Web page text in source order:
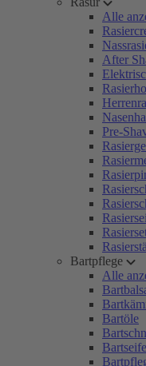
Alle
After
Pre-
Bartpflege
Alle
Bartöle